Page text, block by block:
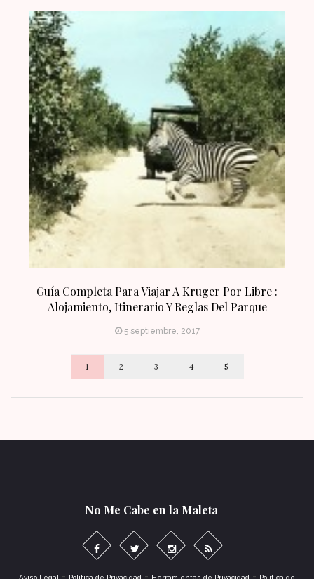
Guía Completa Para Viajar A Kruger Por Libre :
Alojamiento, Itinerario Y Reglas Del Parque
5 septiembre, 2017
1 2 3 4 5
No Me Cabe en la Maleta
- - -